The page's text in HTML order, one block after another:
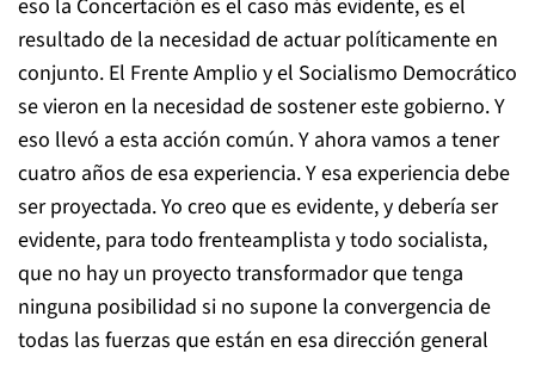
eso la Concertación es el caso más evidente, es el
resultado de la necesidad de actuar políticamente en
conjunto. El Frente Amplio y el Socialismo Democrático
se vieron en la necesidad de sostener este gobierno. Y
eso llevó a esta acción común. Y ahora vamos a tener
cuatro años de esa experiencia. Y esa experiencia debe
ser proyectada. Yo creo que es evidente, y debería ser
evidente, para todo frenteamplista y todo socialista,
que no hay un proyecto transformador que tenga
ninguna posibilidad si no supone la convergencia de
todas las fuerzas que están en esa dirección general